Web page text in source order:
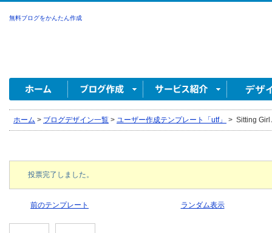
無料ブログをかんたん作成
ホーム > ブログデザイン一覧 > ユーザー作成テンプレート「utf」 > Sitting
投票完了しました。
前のテンプレート ランダム表示